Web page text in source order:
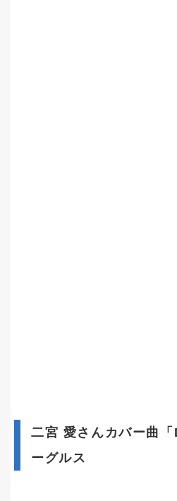
二宮 愛さんカバー曲
ーグルス